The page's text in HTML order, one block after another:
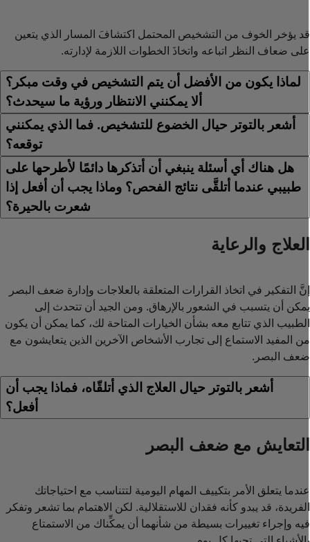
يؤخر الخوف من التشخيص المحتمل اكتشافَ المسار الذي يتعين
ضعاف النظر اتباعه واتخاذَ الخطوات اللازمة لإدارته.
لماذا يكون من الأفضل أن يتم التشخيص في وقت مبكر؟
ألا يمكنني الانتظار ورؤية ما سيحدث؟
أشعر بالتوتر حيال الخضوع للتشخيص. فما الذي يمكنني
توقعه؟
هل هناك أي أسئلة ينبغي أن أتذكرها دائمًا لأطرحها على
طبيبي عندما أتلقَّى نتائج الفحص؟ وماذا يجب أن أفعل إذا
شعرت بالحيرة؟
والرعاية
التفكير في اتخاذ القرارات المتعلقة بالعلاجات وإدارة ضعف البصر
أن يتسبب في الشعور بالإرهاق. ومن الجيد أن تتحدث إلى
الذي تتابع معه بشأن الخيارات المتاحة لك، كما يمكن أن يكون
المفيد الاستماع إلى تجارب الأشخاص الآخرين الذين يتعايشون مع
البصر.
أشعر بالتوتر حيال العلاج الذي أتلقّاه، فماذا يجب أن
أفعل؟
مع ضعف البصر
يتعلق الأمر بتكييف المهام اليومية لتتناسب مع احتياجاتك
قد يبدو كأنه فقدان للاستقلالية. لكن الاهتمام بما تشعر وتفكر
وإجراء تغييرات بسيطة من شأنهما أن يمكِّناك من الاستمتاع